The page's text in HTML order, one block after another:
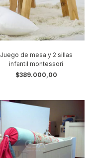
Juego de mesa y 2 sillas
infantil montessori
$389.000,00